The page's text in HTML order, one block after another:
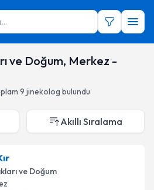
ve Doğum, Merkez -
9 jinekolog bulundu
Akıllı Sıralama
ve Doğum